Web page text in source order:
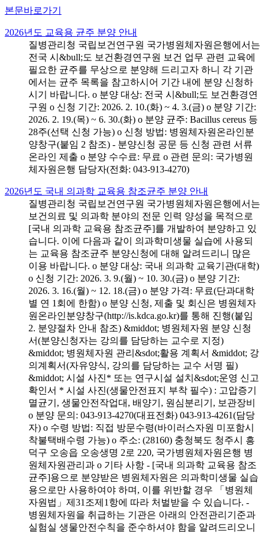
본문바로가기
2026년도 교육용 균주 분양 안내
질병관리청 국립보건연구원 국가병원체자원은행에서는
전국 시&bull;도 보건환경연구원 보건 업무 관련 교육에
필요한 균주를 무상으로 분양해 드리고자 하니 각 기관
에서는 균주 목록을 참고하시어 기간 내에 분양 신청하
시기 바랍니다. o 분양 대상: 전국 시&bull;도 보건환경연
구원 o 신청 기간: 2026. 2. 10.(화) ~ 4. 3.(금) o 분양 기간:
2026. 2. 19.(목) ~ 6. 30.(화) o 분양 균주: Bacillus cereus 등
28주(선택 신청 가능) o 신청 방법: 병원체자원온라인분
양창구(붙임 2 참조) - 분양신청 공문 등 신청 관련 서류
온라인 제출 o 분양 수수료: 무료 o 관련 문의: 국가병원
체자원은행 담당자(전화: 043-913-4270)
2026년도 국내 의과학 교육용 참조균주 분양 안내
질병관리청 국립보건연구원 국가병원체자원은행에서는
보건의료 및 의과학 분야의 전문 인력 양성을 목적으로
[국내 의과학 교육용 참조균주]를 개발하여 분양하고 있
습니다. 이에 다음과 같이 의과학미생물 실습에 사용되
는 교육용 참조균주 분양신청에 대해 알려드리니 많은
이용 바랍니다. o 분양 대상: 국내 의과학 교육기관(대학)
o 신청 기간: 2026. 3. 9.(월) ~ 10. 30.(금) o 분양 기간:
2026. 3. 16.(월) ~ 12. 18.(금) o 분양 가격: 무료(단과대학
별 연 1회에 한함) o 분양 신청, 제출 및 회신은 병원체자
원온라인분양창구(http://is.kdca.go.kr)를 통해 진행(붙임
2. 분양절차 안내 참조) &middot; 병원체자원 분양 신청
서(분양신청자는 강의를 담당하는 교수로 지정)
&middot; 병원체자원 관리&sdot;활용 계획서 &middot; 강
의계획서(자유양식, 강의를 담당하는 교수 서명 필)
&middot; 시설 사진* 또는 연구시설 설치&sdot;운영 신고
확인서 * 시설 사진(생물안전표지 부착 필수) : 고압증기
멸균기, 생물안전작업대, 배양기, 원심분리기, 보관장비
o 분양 문의: 043-913-4270(대표전화) 043-913-4261(담당
자) o 수령 방법: 직접 방문수령(바이러스자원 미포함시
착불택배수령 가능) o 주소: (28160) 충청북도 청주시 흥
덕구 오송읍 오송생명 2로 220, 국가병원체자원은행 병
원체자원관리과 o 기타 사항 - [국내 의과학 교육용 참조
균주]용으로 분양받은 병원체자원은 의과학미생물 실습
용으로만 사용하여야 하며, 이를 위반할 경우 「병원체
자원법」제31조제1항에 따라 처벌받을 수 있습니다. -
병원체자원을 취급하는 기관은 아래의 안전관리기준과
실험실 생물안전수칙을 준수하셔야 함을 알려드리오니